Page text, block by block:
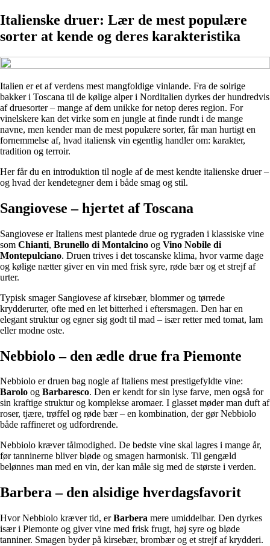
Italienske druer: Lær de mest populære
sorter at kende og deres karakteristika
Italien er et af verdens mest mangfoldige vinlande. Fra de solrige
bakker i Toscana til de kølige alper i Norditalien dyrkes der hundredvis
af druesorter – mange af dem unikke for netop deres region. For
vinelskere kan det virke som en jungle at finde rundt i de mange
navne, men kender man de mest populære sorter, får man hurtigt en
fornemmelse af, hvad italiensk vin egentlig handler om: karakter,
tradition og terroir.
Her får du en introduktion til nogle af de mest kendte italienske druer –
og hvad der kendetegner dem i både smag og stil.
Sangiovese – hjertet af Toscana
Sangiovese er Italiens mest plantede drue og rygraden i klassiske vine
som Chianti, Brunello di Montalcino og Vino Nobile di
Montepulciano. Druen trives i det toscanske klima, hvor varme dage
og kølige nætter giver en vin med frisk syre, røde bær og et strejf af
urter.
Typisk smager Sangiovese af kirsebær, blommer og tørrede
krydderurter, ofte med en let bitterhed i eftersmagen. Den har en
elegant struktur og egner sig godt til mad – især retter med tomat, lam
eller modne oste.
Nebbiolo – den ædle drue fra Piemonte
Nebbiolo er druen bag nogle af Italiens mest prestigefyldte vine:
Barolo og Barbaresco. Den er kendt for sin lyse farve, men også for
sin kraftige struktur og komplekse aromaer. I glasset møder man duft af
roser, tjære, trøffel og røde bær – en kombination, der gør Nebbiolo
både raffineret og udfordrende.
Nebbiolo kræver tålmodighed. De bedste vine skal lagres i mange år,
før tanninerne bliver bløde og smagen harmonisk. Til gengæld
belønnes man med en vin, der kan måle sig med de største i verden.
Barbera – den alsidige hverdagsfavorit
Hvor Nebbiolo kræver tid, erBarbera mere umiddelbar. Den dyrkes
især i Piemonte og giver vine med frisk frugt, høj syre og bløde
tanniner. Smagen byder på kirsebær, brombær og et strejf af krydderi.